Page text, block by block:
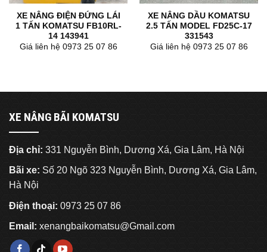
XE NÂNG ĐIỆN ĐỨNG LÁI
1 TẤN KOMATSU FB10RL-
14 143941
Giá liên hệ 0973 25 07 86
XE NÂNG DẦU KOMATSU
2.5 TẤN MODEL FD25C-17
331543
Giá liên hệ 0973 25 07 86
XE NÂNG BÃI KOMATSU
Địa chỉ: 331 Nguyễn Bình, Dương Xá, Gia Lâm, Hà Nội
Bãi xe: Số 20 Ngõ 323 Nguyễn Bình, Dương Xá, Gia Lâm,
Hà Nội
Điện thoại: 0973 25 07 86
Email: xenangbaikomatsu@Gmail.com